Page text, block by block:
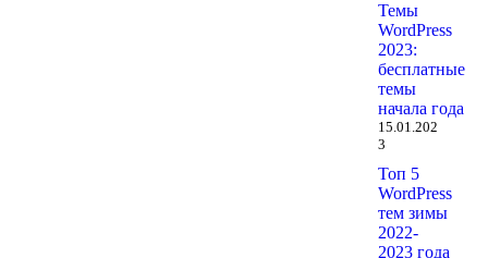
Темы
WordPress
2023:
бесплатные
темы
начала года
15.01.202
3
Топ 5
WordPress
тем зимы
2022-
2023 года